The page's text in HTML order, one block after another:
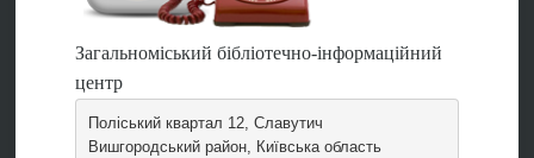
Загальноміський бібліотечно-інформаційний
центр
Поліський квартал 12, Славутич
Вишгородський район, Київська область